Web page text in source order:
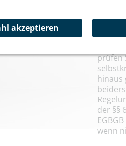
in
sind
prüfen
hinaus
der §§
wenn
akzeptieren